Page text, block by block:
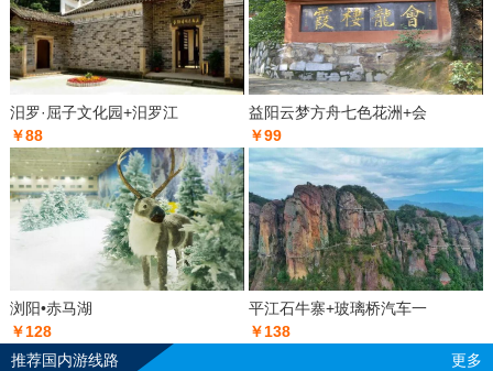
汨罗·屈子文化园+汨罗江
￥88
益阳云梦方舟七色花洲+会
￥99
浏阳•赤马湖
￥128
平江石牛寨+玻璃桥汽车一
￥138
推荐国内游线路
更多